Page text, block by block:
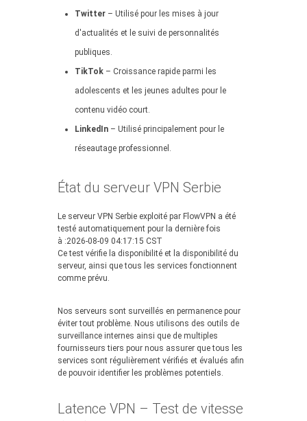
Twitter – Utilisé pour les mises à jour
d'actualités et le suivi de personnalités
publiques.
TikTok – Croissance rapide parmi les
adolescents et les jeunes adultes pour le
contenu vidéo court.
LinkedIn – Utilisé principalement pour le
réseautage professionnel.
État du serveur VPN Serbie
Le serveur VPN Serbie exploité par FlowVPN a été
testé automatiquement pour la dernière fois
à :2026-08-09 04:17:15 CST
Ce test vérifie la disponibilité et la disponibilité du
serveur, ainsi que tous les services fonctionnent
comme prévu.
Nos serveurs sont surveillés en permanence pour
éviter tout problème. Nous utilisons des outils de
surveillance internes ainsi que de multiples
fournisseurs tiers pour nous assurer que tous les
services sont régulièrement vérifiés et évalués afin
de pouvoir identifier les problèmes potentiels.
Latence VPN – Test de vitesse